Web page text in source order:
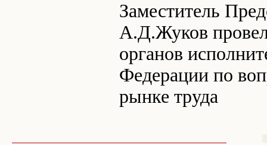
Заместитель
А.Д.Жуков
органов
Федерации по
рынке труда